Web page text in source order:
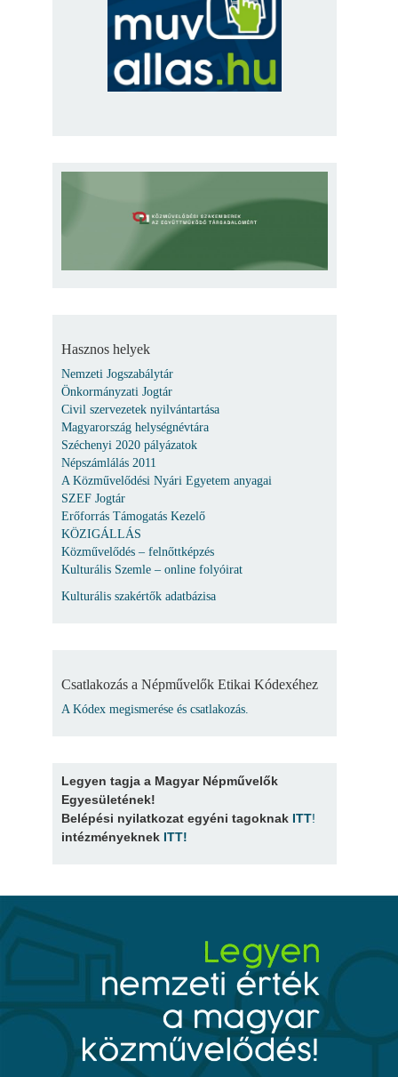
Hasznos helyek
Nemzeti Jogszabálytár
Önkormányzati Jogtár
Civil szervezetek nyilvántartása
Magyarország helységnévtára
Széchenyi 2020 pályázatok
Népszámlálás 2011
A Közművelődési Nyári Egyetem anyagai
SZEF Jogtár
Erőforrás Támogatás Kezelő
KÖZIGÁLLÁS
Közművelődés – felnőttképzés
Kulturális Szemle – online folyóirat
Kulturális szakértők adatbázisa
Csatlakozás a Népművelők Etikai Kódexéhez
A Kódex megismerése és csatlakozás.
Legyen tagja a Magyar Népművelők
Egyesületének!
Belépési nyilatkozat egyéni tagoknak ITT!
intézményeknek ITT!